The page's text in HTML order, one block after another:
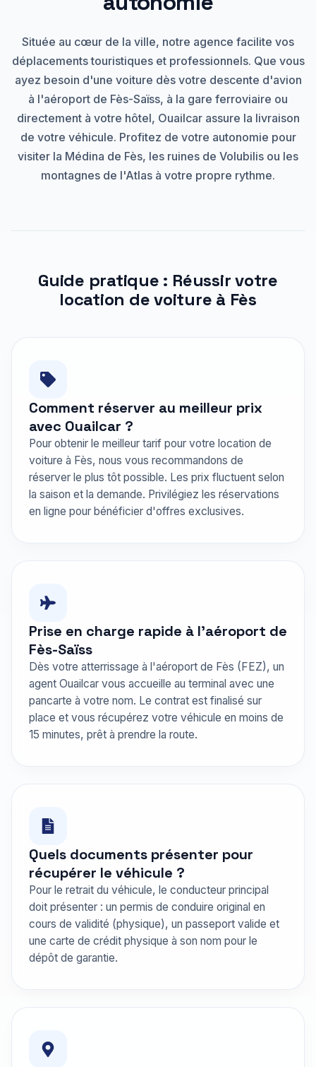
Située au cœur de la ville, notre agence facilite vos
déplacements touristiques et professionnels. Que vous
ayez besoin d'une voiture dès votre descente d'avion
à l'aéroport de Fès-Saïss, à la gare ferroviaire ou
directement à votre hôtel, Ouailcar assure la livraison
de votre véhicule. Profitez de votre autonomie pour
visiter la Médina de Fès, les ruines de Volubilis ou les
montagnes de l'Atlas à votre propre rythme.
Guide pratique : Réussir votre
location de voiture à Fès
Comment réserver au meilleur prix
avec Ouailcar ?
Pour obtenir le meilleur tarif pour votre location de
voiture à Fès, nous vous recommandons de
réserver le plus tôt possible. Les prix fluctuent selon
la saison et la demande. Privilégiez les réservations
en ligne pour bénéficier d'offres exclusives.
Prise en charge rapide à l'aéroport de
Fès-Saïss
Dès votre atterrissage à l'aéroport de Fès (FEZ), un
agent Ouailcar vous accueille au terminal avec une
pancarte à votre nom. Le contrat est finalisé sur
place et vous récupérez votre véhicule en moins de
15 minutes, prêt à prendre la route.
Quels documents présenter pour
récupérer le véhicule ?
Pour le retrait du véhicule, le conducteur principal
doit présenter : un permis de conduire original en
cours de validité (physique), un passeport valide et
une carte de crédit physique à son nom pour le
dépôt de garantie.